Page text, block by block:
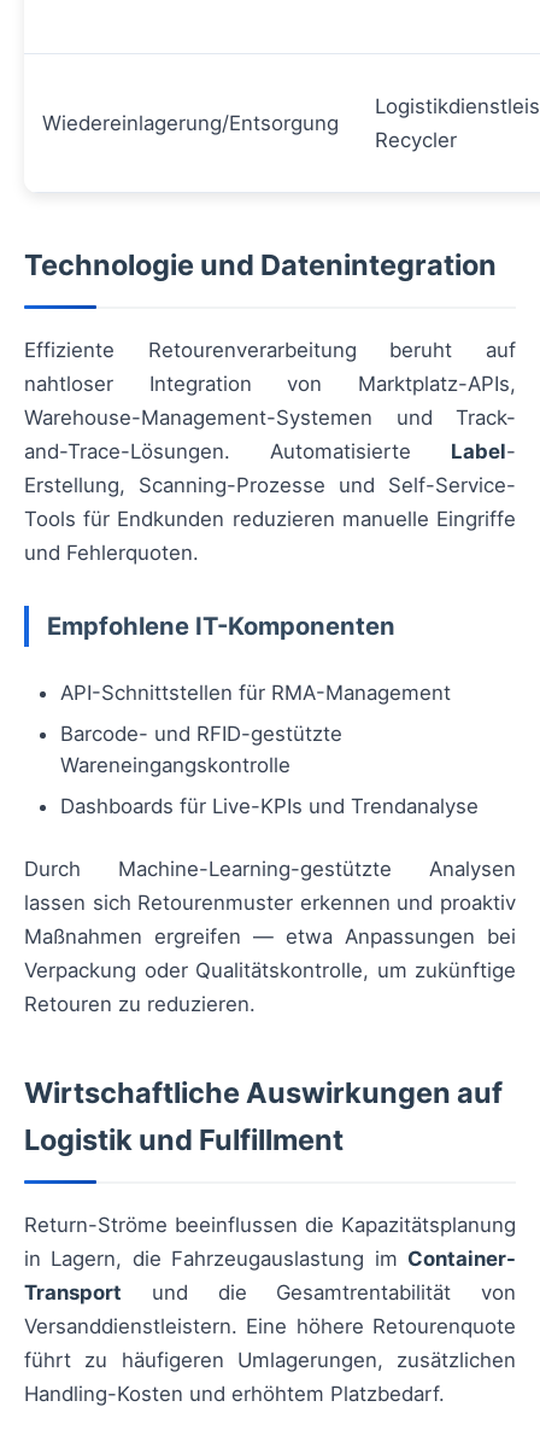
Wiedereinlagerung/Entsorgung
Recycler
Technologie und Datenintegration
Effiziente Retourenverarbeitung beruht auf
nahtloser Integration von Marktplatz-APIs,
Warehouse-Management-Systemen und Track-
and-Trace-Lösungen. Automatisierte Label-
Erstellung, Scanning-Prozesse und Self-Service-
Tools für Endkunden reduzieren manuelle Eingriffe
und Fehlerquoten.
Empfohlene IT-Komponenten
API-Schnittstellen für RMA-Management
Barcode- und RFID-gestützte
Wareneingangskontrolle
Dashboards für Live-KPIs und Trendanalyse
Durch Machine-Learning-gestützte Analysen
lassen sich Retourenmuster erkennen und proaktiv
Maßnahmen ergreifen — etwa Anpassungen bei
Verpackung oder Qualitätskontrolle, um zukünftige
Retouren zu reduzieren.
Wirtschaftliche Auswirkungen auf
Logistik und Fulfillment
Return-Ströme beeinflussen die Kapazitätsplanung
in Lagern, die Fahrzeugauslastung im Container-
Transport und die Gesamtrentabilität von
Versanddienstleistern. Eine höhere Retourenquote
führt zu häufigeren Umlagerungen, zusätzlichen
Handling-Kosten und erhöhtem Platzbedarf.